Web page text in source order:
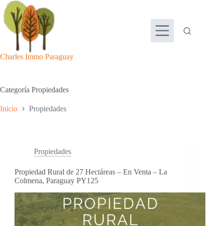
Saltar
al
contenido
Charles Immo Paraguay
Categoría Propiedades
Inicio Propiedades
Propiedades
Propiedad Rural de 27 Hectáreas – En Venta – La
Colmena, Paraguay PY125